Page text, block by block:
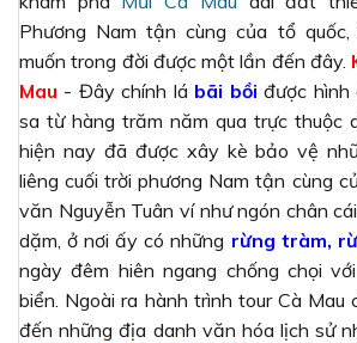
Phương Nam tận cùng của tổ
muốn trong đời được một lần đến đây.
Mau - Đây chính lá bãi bồi được hình
sa từ hàng trăm năm qua trực thuộc
hiện nay đã được xây kè bảo vệ
liêng cuối trời phương Nam tận cùng
văn Nguyễn Tuân ví như ngón chân
dặm, ở nơi ấy có những rừng tràm,
ngày đêm hiên ngang chống chọi
biển. Ngoài ra hành trình tour Cà Mau
đến những địa danh văn hóa lịch sử